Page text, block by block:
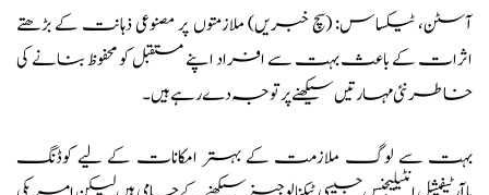
آسٹن، ٹیکساس: (سچ خبریں) ملازمتوں پر مصنوعی ذہانت کے بڑھتے
اثرات کے باعث بہت سے افراد اپنے مستقبل کو محفوظ بنانے کی
خاطر نئی مہارتیں سیکھنے پر توجہ دے رہے ہیں۔
بہت سے لوگ ملازمت کے بہتر امکانات کے لیے کوڈنگ